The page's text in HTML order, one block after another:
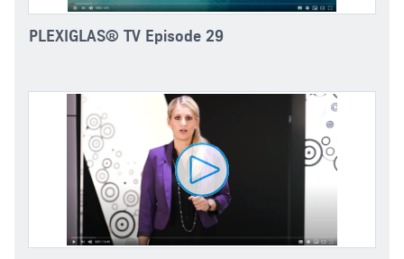
PLEXIGLAS® TV Episode 29